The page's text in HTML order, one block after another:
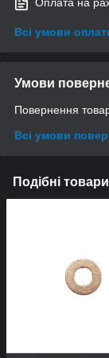
Оплата на
Всі умови
Умови
Повернення
Всі умови
Подібні